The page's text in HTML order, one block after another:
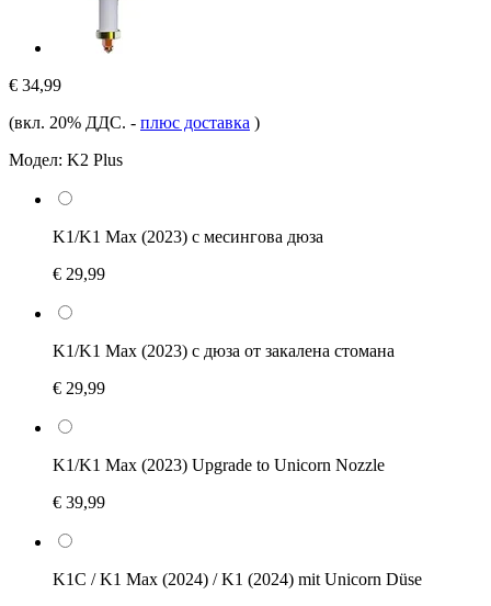
€ 34,99
(вкл. 20% ДДС. - плюс доставка )
Модел: K2 Plus
K1/K1 Max (2023) с месингова дюза
€ 29,99
K1/K1 Max (2023) с дюза от закалена стомана
€ 29,99
K1/K1 Max (2023) Upgrade to Unicorn Nozzle
€ 39,99
K1C / K1 Max (2024) / K1 (2024) mit Unicorn Düse